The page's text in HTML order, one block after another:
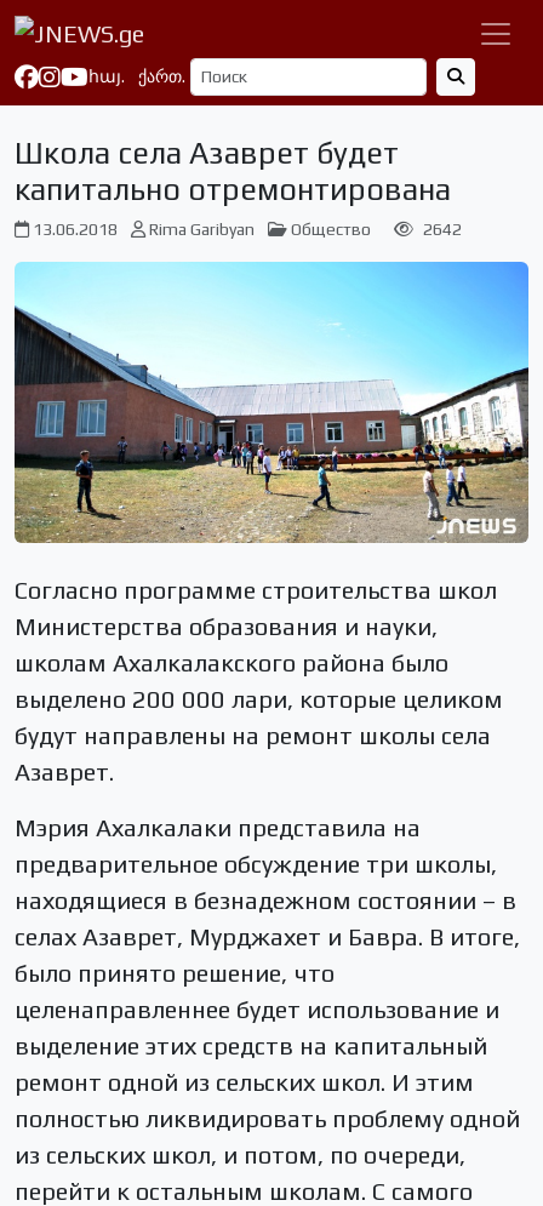
հայ. ქართ.
Школа села Азаврет будет
капитально отремонтирована
13.06.2018 Rima Garibyan Общество 2642
Согласно программе строительства школ
Министерства образования и науки,
школам Ахалкалакского района было
выделено 200 000 лари, которые целиком
будут направлены на ремонт школы села
Азаврет.
Мэрия Ахалкалаки представила на
предварительное обсуждение три школы,
находящиеся в безнадежном состоянии – в
селах Азаврет, Мурджахет и Бавра. В итоге,
было принято решение, что
целенаправленнее будет использование и
выделение этих средств на капитальный
ремонт одной из сельских школ. И этим
полностью ликвидировать проблему одной
из сельских школ, и потом, по очереди,
перейти к остальным школам. С самого